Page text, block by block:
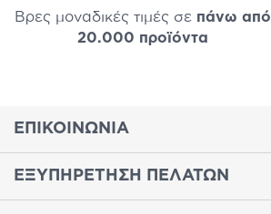
Βρες μοναδικές τιμές σε πάνω από
20.000 προϊόντα
ΕΠΙΚΟΙΝΩΝΙΑ
ΕΞΥΠΗΡΕΤΗΣΗ ΠΕΛΑΤΩΝ